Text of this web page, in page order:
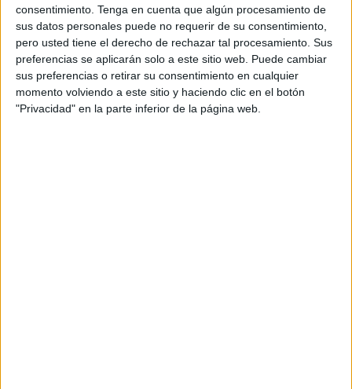
consentimiento. Tenga en cuenta que algún procesamiento de
sus datos personales puede no requerir de su consentimiento,
pero usted tiene el derecho de rechazar tal procesamiento. Sus
preferencias se aplicarán solo a este sitio web. Puede cambiar
sus preferencias o retirar su consentimiento en cualquier
momento volviendo a este sitio y haciendo clic en el botón
"Privacidad" en la parte inferior de la página web.
* Si no tienes dos recipientes de diferente tamaño, no es problema.
Puedes hacer la parte inferior y simplemente agregar la capa de
crema al mismo recipiente.
Fuente:http://www.thisrawsomeveganlife.com